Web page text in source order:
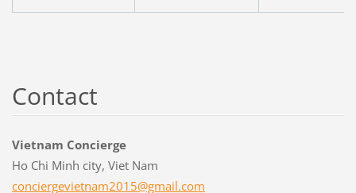
Contact
Vietnam Concierge
Ho Chi Minh city, Viet Nam
conciergevietnam2015@gmail.com